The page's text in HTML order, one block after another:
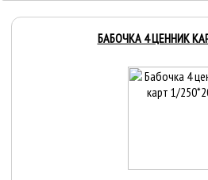
БАБОЧКА 4 ЦЕННИК